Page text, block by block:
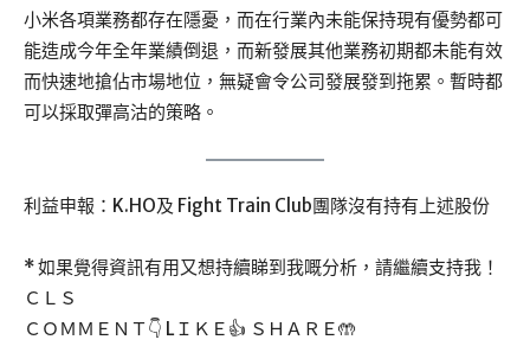
小米各項業務都存在隱憂，而在行業內未能保持現有優勢都可
能造成今年全年業績倒退，而新發展其他業務初期都未能有效
而快速地搶佔市場地位，無疑會令公司發展發到拖累。暫時都
可以採取彈高沽的策略。
利益申報：K.HO及 Fight Train Club團隊沒有持有上述股份
* 如果覺得資訊有用又想持續睇到我嘅分析，請繼續支持我！
ＣＬＳ
ＣＯＭＭＥＮＴ👇 LＩＫＥ👍 ＳＨＡＲＥ🤲